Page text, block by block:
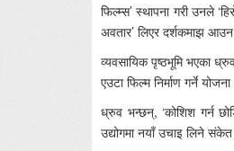
फिल्म्स’ स्थापना गरी उनले
अवतार’ लिएर दर्शकमाझ
व्यवसायिक पृष्ठभूमि भएका
एउटा फिल्म निर्माण गर्ने
ध्रुव भन्छन्, ‘कोशिश गर्न
उद्योगमा नयाँ उचाइ लिने